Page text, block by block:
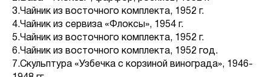
3.Чайник из восточного комплекта, 1952 г.
4.Чайник из сервиза «Флоксы», 1954 г.
5.Чайник из восточного комплекта, 1952 г.
6.Чайник из восточного комплекта, 1952 год.
7.Скульптура «Узбечка с корзиной винограда», 1946-